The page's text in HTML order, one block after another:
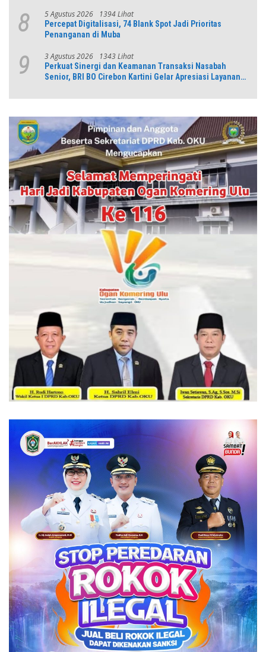
8 5 Agustus 2026 1394 Lihat
Percepat Digitalisasi, 74 Blank Spot Jadi Prioritas
Penanganan di Muba
9 3 Agustus 2026 1343 Lihat
Perkuat Sinergi dan Keamanan Transaksi Nasabah
Senior, BRI BO Cirebon Kartini Gelar Apresiasi Layanan